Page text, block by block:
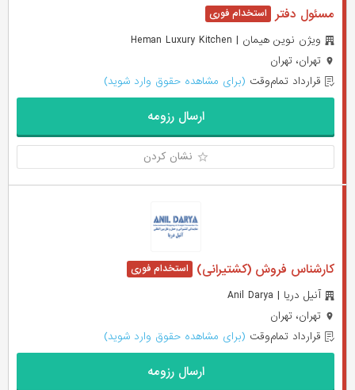
مسئول دفتر
ويژن نوين هيمان | Heman Luxury Kitchen
تهران، تهران
قرارداد تمام‌وقت (برای مشاهده حقوق وارد شوید)
ارسال رزومه
نشان کردن
کارشناس فروش (کشتیرانی)
آنیل دریا | Anil Darya
تهران، تهران
قرارداد تمام‌وقت (برای مشاهده حقوق وارد شوید)
ارسال رزومه